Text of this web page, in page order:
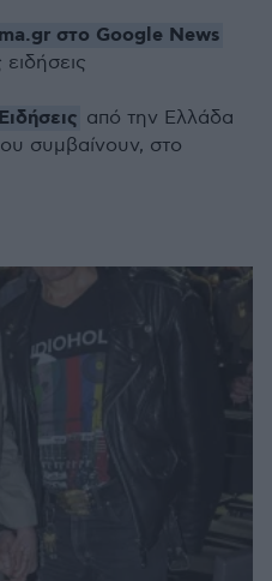
στο Google News
Ειδήσεις από την Ελλάδα
συμβαίνουν, στο